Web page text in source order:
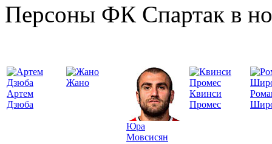
Персоны ФК Спартак в
Артем
Дзюба
Жано
Юра
Мовсисян
Квинси
Промес